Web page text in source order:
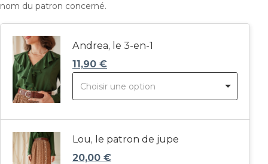
nom du patron concerné.
Andrea, le 3-en-1
11,90 €
Choisir une option
Lou, le patron de jupe
20,00 €